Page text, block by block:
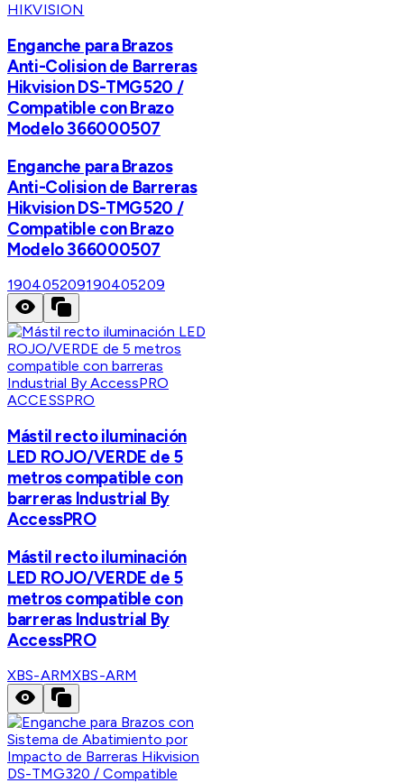
HIKVISION
Enganche para Brazos
Anti-Colision de Barreras
Hikvision DS-TMG520 /
Compatible con Brazo
Modelo 366000507
Enganche para Brazos
Anti-Colision de Barreras
Hikvision DS-TMG520 /
Compatible con Brazo
Modelo 366000507
190405209190405209
ACCESSPRO
Mástil recto iluminación
LED ROJO/VERDE de 5
metros compatible con
barreras Industrial By
AccessPRO
Mástil recto iluminación
LED ROJO/VERDE de 5
metros compatible con
barreras Industrial By
AccessPRO
XBS-ARMXBS-ARM